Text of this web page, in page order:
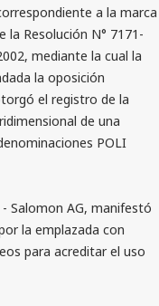
a la marca
la Resolución N° 7171-
mediante la cual la
la oposición
el registro de la
de una
POLI
Salomon AG, manifestó
la emplazada con
para acreditar el uso